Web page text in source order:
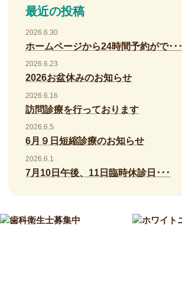
最近の投稿
2026.6.30
ホームページから24時間予約がで･･･
2026.6.23
2026お盆休みのお知らせ
2026.6.16
訪問診療を行っております
2026.6.5
6月９日短縮診療のお知らせ
2026.6.1
7月10日午後、11日臨時休診日･･･